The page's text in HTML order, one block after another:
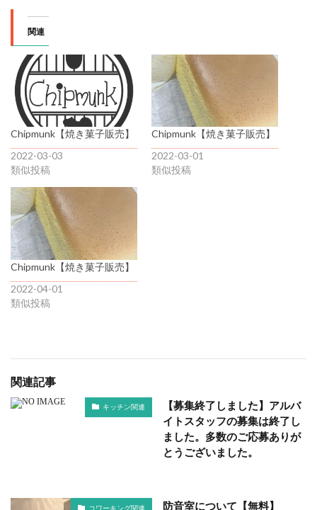
関連
Chipmunk【焼き菓子販売】
2022-03-03
類似投稿
Chipmunk【焼き菓子販売】
2022-03-01
類似投稿
Chipmunk【焼き菓子販売】
2022-04-01
類似投稿
関連記事
キッチン関連
【募集終了しました】アルバ
イトスタッフの募集は終了し
ました。多数のご応募ありが
とうございました。
コワーキング関連 防音室について【無料】